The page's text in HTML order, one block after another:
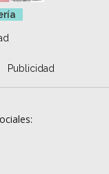
Publicidad